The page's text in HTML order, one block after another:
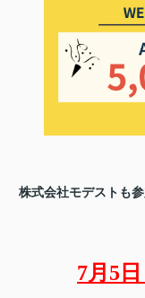
株式会社モデストも
7月5